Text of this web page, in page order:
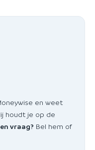
en weet
houdt je op de
vraag? Bel hem of